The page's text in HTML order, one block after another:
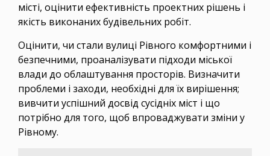
місті, оцінити ефективність проектних рішень і
якість виконаних будівельних робіт.
Оцінити, чи стали вулиці Рівного комфортними і
безпечними, проаналізувати підходи міської
влади до облаштування просторів. Визначити
проблеми і заходи, необхідні для їх вирішення;
вивчити успішний досвід сусідніх міст і що
потрібно для того, щоб впроваджувати зміни у
Рівному.